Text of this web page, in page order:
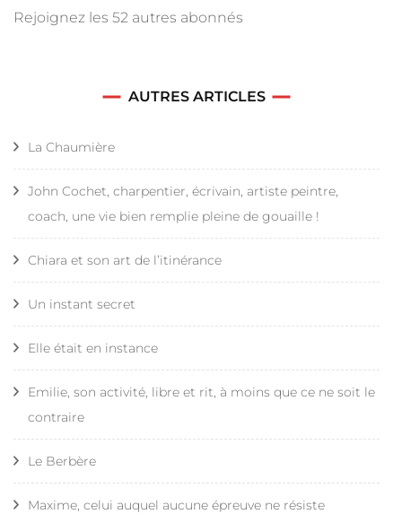
Rejoignez les 52 autres abonnés
AUTRES ARTICLES
La Chaumière
John Cochet, charpentier, écrivain, artiste peintre,
coach, une vie bien remplie pleine de gouaille !
Chiara et son art de l’itinérance
Un instant secret
Elle était en instance
Emilie, son activité, libre et rit, à moins que ce ne soit le
contraire
Le Berbère
Maxime, celui auquel aucune épreuve ne résiste